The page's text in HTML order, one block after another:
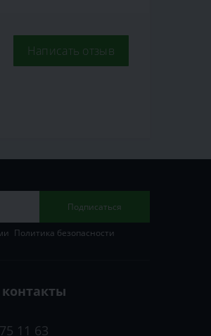
Написать отзыв
Подписаться
Политика безопасности
11 63